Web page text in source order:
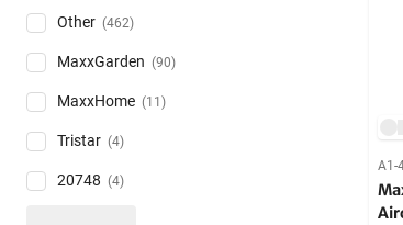
Other (462)
MaxxGarden (90)
MaxxHome (11)
Tristar (4)
20748 (4)
A1-